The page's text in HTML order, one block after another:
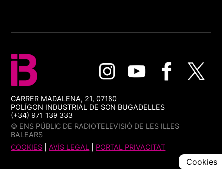
CARRER MADALENA, 21, 07180
POLÍGON INDUSTRIAL DE SON BUGADELLES
(+34) 971 139 333
© ENS PÚBLIC DE RADIOTELEVISIÓ DE LES ILLES
BALEARS
COOKIES |AVÍS LEGAL PORTAL PRIVACITAT
Cookies